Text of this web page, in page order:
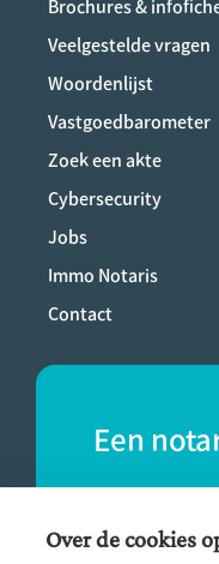
Brochures &
Veelgestelde vragen
Woordenlijst
Vastgoedbarometer
Zoek een akte
Cybersecurity
Jobs
Immo Notaris
Contact
Een
Vind
buurt.
Over de cookies